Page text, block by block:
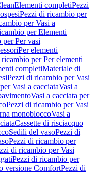
Elementi completiPezzi
Pezzi di ricambio per
per Vasi a
per Elementi
Per vasi
Per elementi
per Per elementi
completiMateriale di
Pezzi di ricambio per Vasi
Vasi a cacciataVasi a
Vasi a cacciata per
Pezzi di ricambio per Vasi
monobloccoVasi a
Cassette di risciacquo
Sedili del vasoPezzi di
Pezzi di ricambio per
di ricambio per Vasi
Pezzi di ricambio per
versione ComfortPezzi di